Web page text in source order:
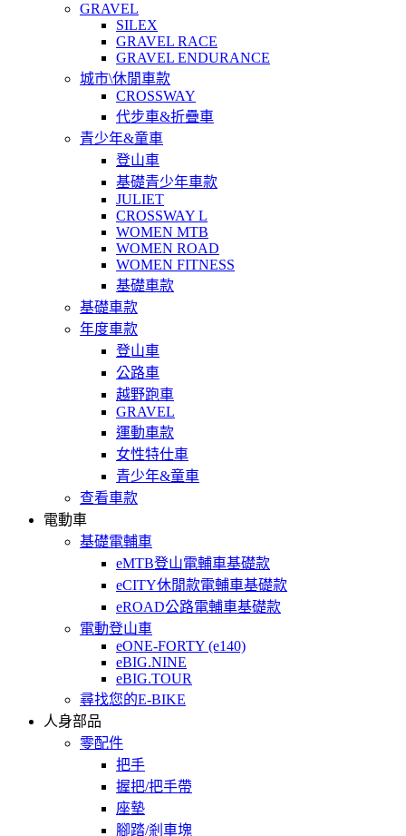
GRAVEL
SILEX
GRAVEL RACE
GRAVEL ENDURANCE
城市\休閒車款
CROSSWAY
代步車&折疊車
青少年&童車
登山車
基礎青少年車款
JULIET
CROSSWAY L
WOMEN MTB
WOMEN ROAD
WOMEN FITNESS
基礎車款
基礎車款
年度車款
登山車
公路車
越野跑車
GRAVEL
運動車款
女性特仕車
青少年&童車
查看車款
電動車
基礎電輔車
eMTB登山電輔車基礎款
eCITY休閒款電輔車基礎款
eROAD公路電輔車基礎款
電動登山車
eONE-FORTY (e140)
eBIG.NINE
eBIG.TOUR
尋找您的E-BIKE
人身部品
零配件
把手
握把/把手帶
座墊
腳踏/剎車塊